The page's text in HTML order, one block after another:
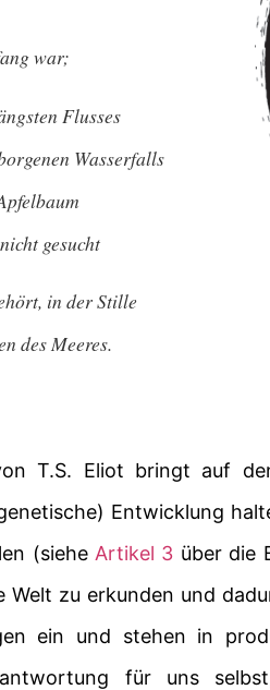
war;
Flusses
Wasserfalls
gesucht
in der Stille
des Meeres.
T.S. Eliot bringt auf
Entwicklung
(siehe Artikel 3 über die
Welt zu erkunden und
ein und stehen in
für uns